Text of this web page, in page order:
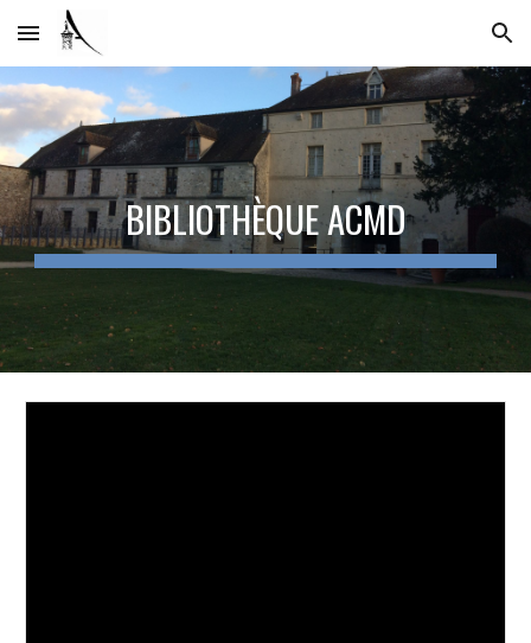
Skip to main content Skip to navigation
BIBLIOTHÈQUE ACMD